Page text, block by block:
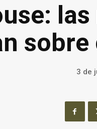
3 de